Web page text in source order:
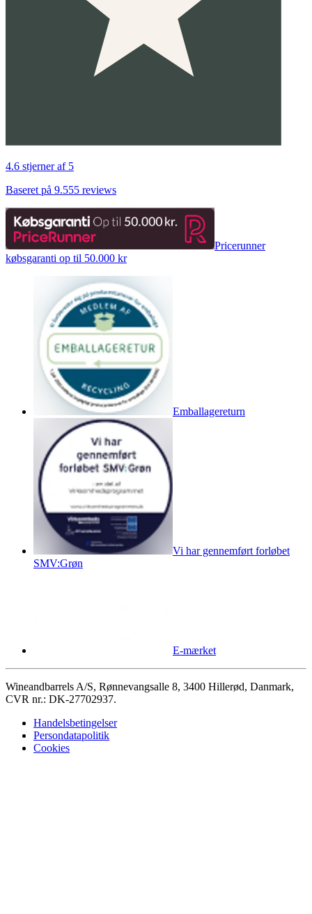
4.6 stjerner af 5
Baseret på 9.555 reviews
Pricerunner
købsgaranti op til 50.000 kr
Emballagereturn
Vi har gennemført forløbet
SMV:Grøn
E-mærket
Wineandbarrels A/S, Rønnevangsalle 8, 3400 Hillerød, Danmark,
CVR nr.: DK-27702937.
Handelsbetingelser
Persondatapolitik
Cookies